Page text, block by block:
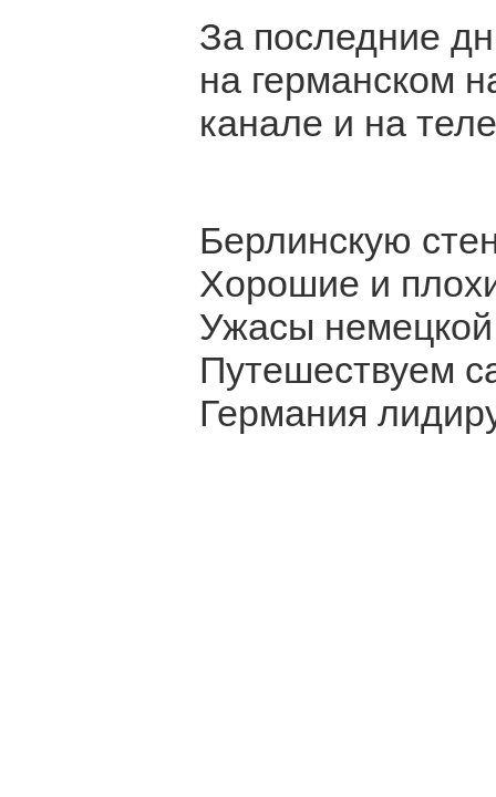
За последние
на германском
канале и на
Берлинскую
Хорошие и
Ужасы немецкой
Путешествуем
Германия